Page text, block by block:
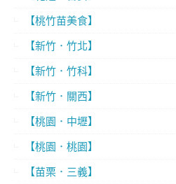
【桃竹苗美食】
【新竹．竹北】
【新竹．竹科】
【新竹．關西】
【桃園．中壢】
【桃園．桃園】
【苗栗．三義】